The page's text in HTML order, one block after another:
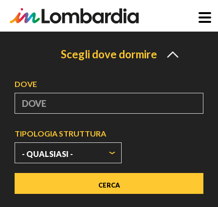
Scegli dove dormire
DOVE
TIPOLOGIA STRUTTURA